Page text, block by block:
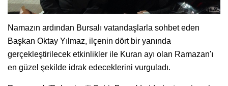
Namazın ardından Bursalı vatandaşlarla sohbet eden
Başkan Oktay Yılmaz, ilçenin dört bir yanında
gerçekleştirilecek etkinlikler ile Kuran ayı olan Ramazan'ı
en güzel şekilde idrak edeceklerini vurguladı.